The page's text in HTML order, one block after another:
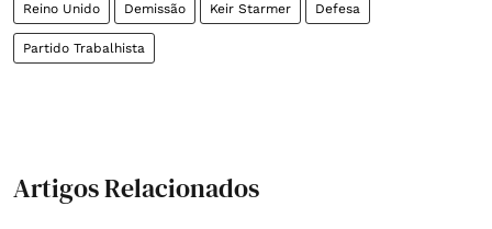
Reino Unido Demissão Keir Starmer Defesa
Partido Trabalhista
Artigos Relacionados